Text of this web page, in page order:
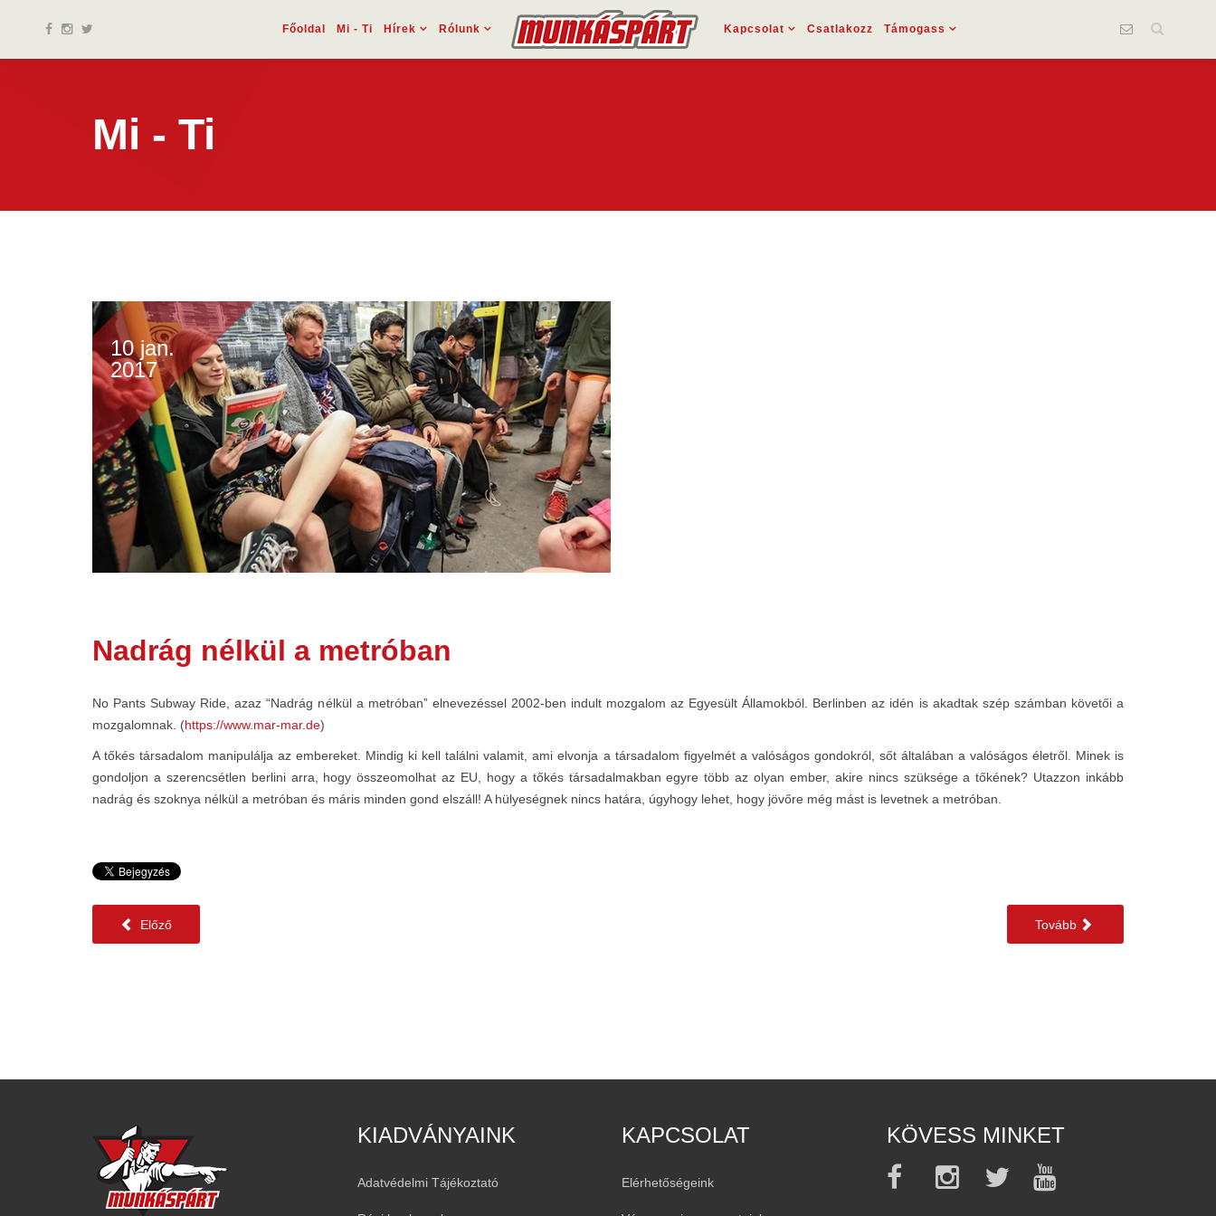
Főoldal Mi - Ti Hírek Rólunk Kapcsolat Csatlakozz Támogass
Mi - Ti
10 jan.
2017
Nadrág nélkül a metróban
No Pants Subway Ride, azaz “Nadrág nélkül a metróban” elnevezéssel 2002-ben indult mozgalom az Egyesült Államokból. Berlinben az idén is akadtak szép számban követői a
mozgalomnak. (https://www.mar-mar.de)
A tőkés társadalom manipulálja az embereket. Mindig ki kell találni valamit, ami elvonja a társadalom figyelmét a valóságos gondokról, sőt általában a valóságos életről. Minek is
gondoljon a szerencsétlen berlini arra, hogy összeomolhat az EU, hogy a tőkés társadalmakban egyre több az olyan ember, akire nincs szüksége a tőkének? Utazzon inkább
nadrág és szoknya nélkül a metróban és máris minden gond elszáll! A hülyeségnek nincs határa, úgyhogy lehet, hogy jövőre még mást is levetnek a metróban.
Előző Tovább
KIADVÁNYAINK
Adatvédelmi Tájékoztató
KAPCSOLAT
Elérhetőségeink
KÖVESS MINKET